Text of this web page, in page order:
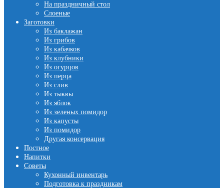
На праздничный стол
Слоеные
Заготовки
Из баклажан
Из грибов
Из кабачков
Из клубники
Из огурцов
Из перца
Из слив
Из тыквы
Из яблок
Из зеленых помидор
Из капусты
Из помидор
Другая консервация
Постное
Напитки
Советы
Кухонный инвентарь
Подготовка к праздникам